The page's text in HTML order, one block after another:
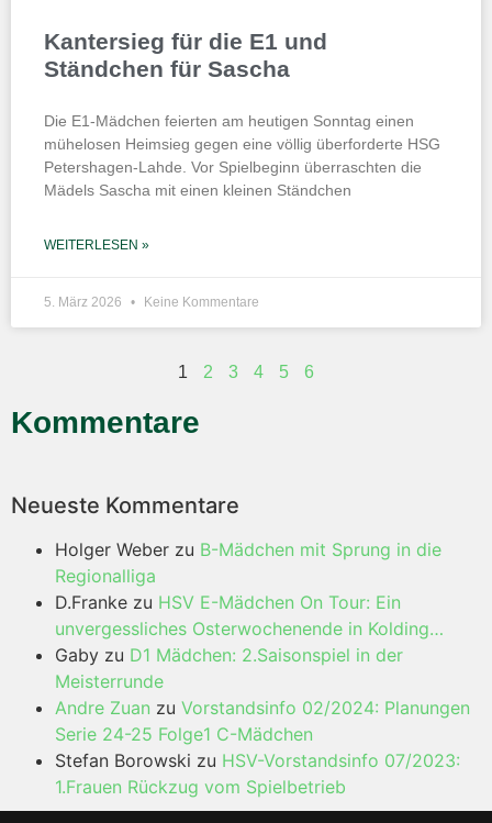
Kantersieg für die E1 und
Ständchen für Sascha
Die E1-Mädchen feierten am heutigen Sonntag einen
mühelosen Heimsieg gegen eine völlig überforderte HSG
Petershagen-Lahde. Vor Spielbeginn überraschten die
Mädels Sascha mit einen kleinen Ständchen
WEITERLESEN »
5. März 2026 Keine Kommentare
1 2 3 4 5 6
Kommentare
Neueste Kommentare
Holger Weber zu B-Mädchen mit Sprung in die
Regionalliga
D.Franke zu HSV E-Mädchen On Tour: Ein
unvergessliches Osterwochenende in Kolding…
Gaby zu D1 Mädchen: 2.Saisonspiel in der
Meisterrunde
Andre Zuan zu Vorstandsinfo 02/2024: Planungen
Serie 24-25 Folge1 C-Mädchen
Stefan Borowski zu HSV-Vorstandsinfo 07/2023:
1.Frauen Rückzug vom Spielbetrieb